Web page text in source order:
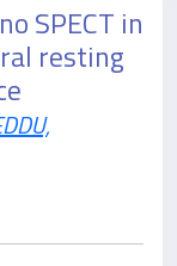
SPECT in
resting